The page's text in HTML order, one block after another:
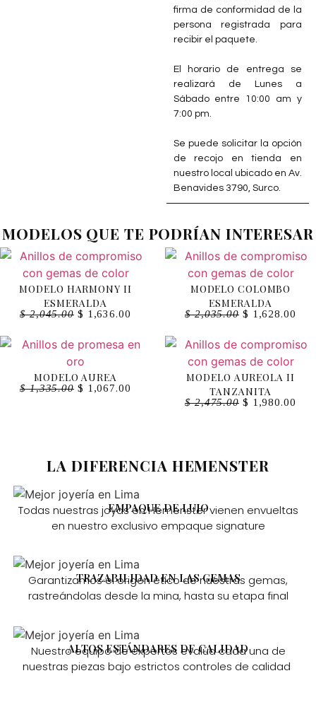
firma de conformidad de la
persona registrada para
recibir el paquete.
El horario de entrega se
realizará de Lunes a
Sábado entre 10:00 am y
7:00 pm.
Se puede solicitar la opción
de recojo en tienda en
nuestro local ubicado en Av.
Benavides 3790, Surco.
MODELOS QUE TE PODRÍAN INTERESAR
MODELO HARMONY II
ESMERALDA
$2,045.00 $ 1,636.00
MODELO COLOMBO
ESMERALDA
$2,035.00 $ 1,628.00
MODELO AUREA
$1,335.00 $ 1,067.00
MODELO AUREOLA II
TANZANITA
$2,475.00 $ 1,980.00
LA DIFERENCIA HEMENSTER
EMPAQUE DE LUJO
Todas nuestras joyas en Hemenster vienen envueltas
en nuestro exclusivo empaque signature
TRAZABILIDAD EN LAS GEMAS
Garantizamos el origen ético de nuestras gemas,
rastreándolas desde la mina, hasta su etapa final
ALTOS ESTÁNDARES DE CALIDAD
Nuestro equipo de expertos evalúa cada una de
nuestras piezas bajo estrictos controles de calidad